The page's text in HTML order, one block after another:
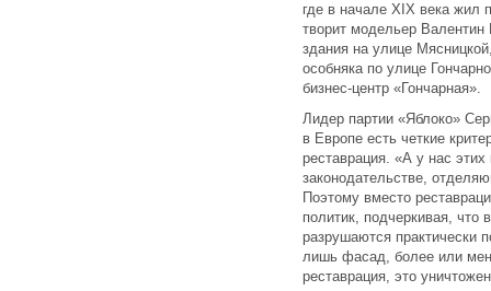
где в начале XIX века жил
творит модельер
здания на улице
особняка по улице
бизнес-центр «Гончарная».
Лидер партии «Яблоко»
в Европе есть четкие
реставрация. «А у нас этих
законодательстве,
Поэтому вместо
политик, подчеркивая, что
разрушаются практически
лишь фасад, более или
реставрация, это